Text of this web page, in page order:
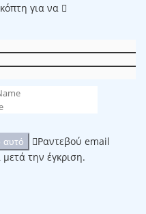
για να
αυτό
Ραντεβού email
την έγκριση.